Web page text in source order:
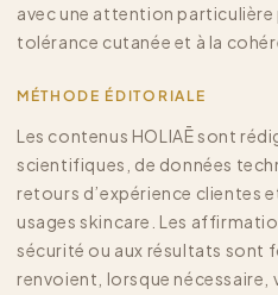
avec une attention particulière
tolérance cutanée et à la
MÉTHODE ÉDITORIALE
Les contenus HOLIAĒ sont
scientifiques, de données
retours d’expérience clientes
usages skincare. Les
sécurité ou aux résultats sont
renvoient, lorsque nécessaire,